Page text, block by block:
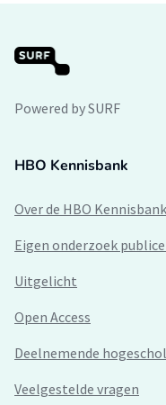
Powered by SURF
HBO Kennisbank
Over de HBO Kennisbank
Eigen onderzoek
Uitgelicht
Open Access
Deelnemende
Veelgestelde vragen